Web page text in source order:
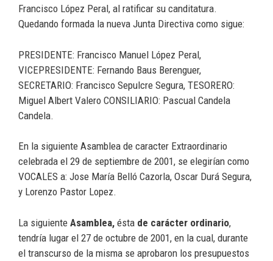
Francisco López Peral, al ratificar su canditatura.
Quedando formada la nueva Junta Directiva como sigue:
PRESIDENTE: Francisco Manuel López Peral,
VICEPRESIDENTE: Fernando Baus Berenguer,
SECRETARIO: Francisco Sepulcre Segura, TESORERO:
Miguel Albert Valero CONSILIARIO: Pascual Candela
Candela.
En la siguiente Asamblea de caracter Extraordinario
celebrada el 29 de septiembre de 2001, se elegirían como
VOCALES a: Jose María Belló Cazorla, Oscar Durá Segura,
y Lorenzo Pastor Lopez.
La siguiente Asamblea, ésta de carácter ordinario,
tendría lugar el 27 de octubre de 2001, en la cual, durante
el transcurso de la misma se aprobaron los presupuestos